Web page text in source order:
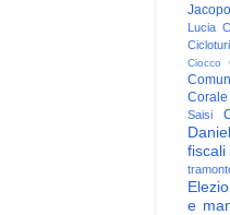
Jacopo
Lucia
Ciocco
Corale
Saisi
fiscali
e